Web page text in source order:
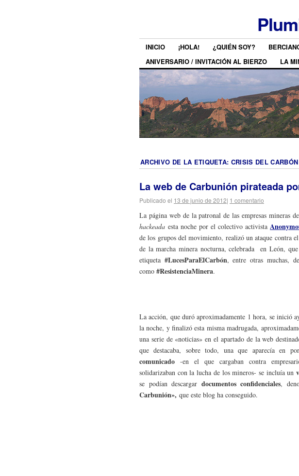
INICIO ¡HOLA! ¿QUIÉN SOY?
ANIVERSARIO / INVITACIÓN AL BIERZO
LA
ARCHIVO DE LA ETIQUETA: CRISIS DEL CARBÓN
La web de Carbunión pirateada
Publicado el 13 de junio de 2012| 1 comentario
La página web de la patronal de las empresas mineras
hackeadaesta noche por el colectivo activista
de los grupos del movimiento, realizó un ataque contra
de la marcha minera nocturna, celebrada en León,
etiqueta #LucesParaElCarbón, entre otras muchas,
como #ResistenciaMinera.
La acción, que duró aproximadamente 1 hora, se inició
la noche, y finalizó esta misma madrugada,
una serie de «noticias» en el apartado de la web
que destacaba, sobre todo, una que aparecía en
comunicado -en el que cargaban contra
solidarizaban con la lucha de los mineros- se incluía un
se podían descargar documentos confidenciales,
Carbunión», que este blog ha conseguido.